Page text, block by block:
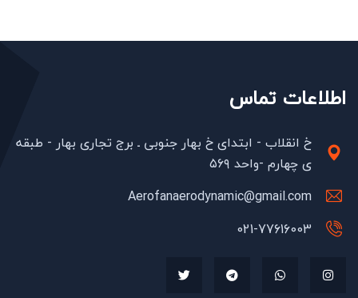
اطلاعات تماس
خ انقلاب - ابتدای خ بهار جنوبی ـ برج تجاری بهار - طبقه
ی چهارم -واحد ۵۶۹
Aerofanaerodynamic@gmail.com
021-77616003